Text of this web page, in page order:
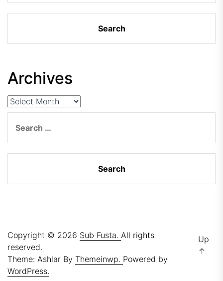
Archives
Archives
for:
Copyright © 2026 Sub Fusta. All rights
reserved.
Theme: Ashlar By Themeinwp. Powered by
WordPress.
Up
↑